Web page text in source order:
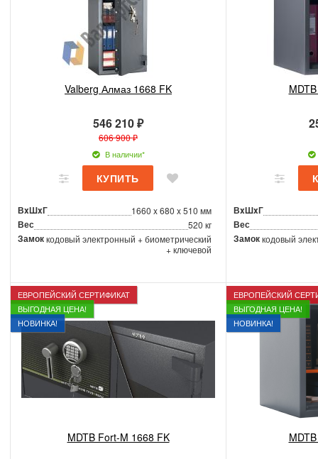
Valberg Алмаз 1668 FK
546 210 ₽
606 900 ₽
В наличии*
ВxШxГ 1660 x 680 x 510 мм
Вес 520 кг
Замоккодовый электронный + биометрический
+ ключевой
ВxШxГ
Вес
Замоккодовый
ЕВРОПЕЙСКИЙ СЕРТИФИКАТ
ВЫГОДНАЯ ЦЕНА!
НОВИНКА!
MDTB Fort-M 1668 FK
ЕВРОПЕЙСКИЙ
ВЫГОДНАЯ ЦЕНА!
НОВИНКА!